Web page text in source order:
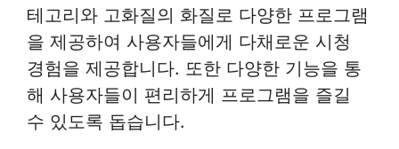
테고리와 고화질의 화질로 다양한 프로그램
을 제공하여 사용자들에게 다채로운 시청
경험을 제공합니다. 또한 다양한 기능을 통
해 사용자들이 편리하게 프로그램을 즐길
수 있도록 돕습니다.